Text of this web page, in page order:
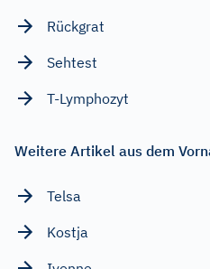
Rückgrat
Sehtest
T-Lymphozyt
Weitere Artikel aus dem
Telsa
Kostja